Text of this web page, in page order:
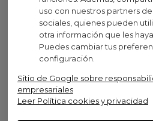
uso con nuestros partners
sociales, quienes pueden
otra información que les
Puedes cambiar tus
configuración.
Sitio de Google sobre
empresariales
Leer Política cookies y privacidad
Oferta
20,31 € (IVA inc.)
-15%